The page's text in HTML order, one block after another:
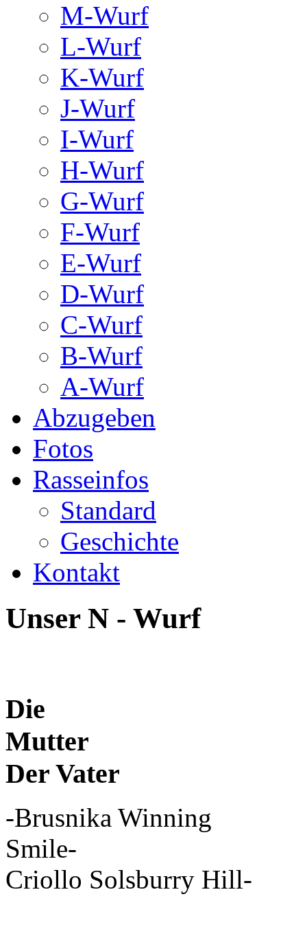
M-Wurf
L-Wurf
K-Wurf
J-Wurf
I-Wurf
H-Wurf
G-Wurf
F-Wurf
E-Wurf
D-Wurf
C-Wurf
B-Wurf
A-Wurf
Abzugeben
Fotos
Rasseinfos
Standard
Geschichte
Kontakt
Unser N - Wurf
Die
Der Vater
-Brusnika Winning
Smile- -
Criollo Solsburry Hill-